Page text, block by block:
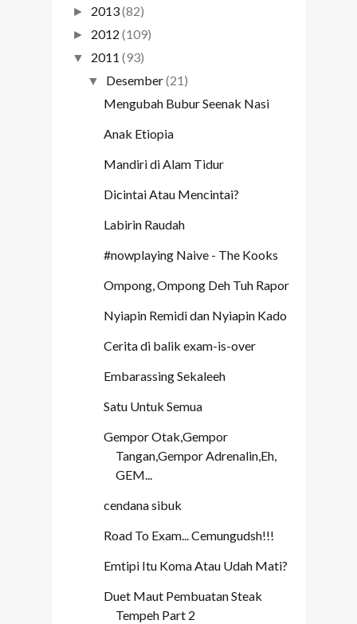
► 2013(82)
► 2012 (109)
▼ 2011 (93)
▼ Desember(21)
Mengubah Bubur Seenak Nasi
Anak Etiopia
Mandiri di Alam Tidur
Dicintai Atau Mencintai?
Labirin Raudah
#nowplaying Naive - The Kooks
Ompong, Ompong Deh Tuh Rapor
Nyiapin Remidi dan Nyiapin Kado
Cerita di balik exam-is-over
Embarassing Sekaleeh
Satu Untuk Semua
Gempor Otak,Gempor
Tangan,Gempor Adrenalin,Eh,
GEM...
cendana sibuk
Road To Exam... Cemungudsh!!!
Emtipi Itu Koma Atau Udah Mati?
Duet Maut Pembuatan Steak
Tempeh Part 2